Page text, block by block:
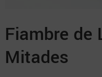
Fiambre de
Mitades